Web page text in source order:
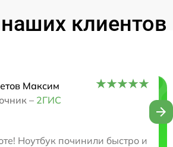
клиентов
Максим
– 2ГИС
Ноутбук починили быстро и